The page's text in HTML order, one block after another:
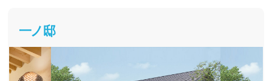
一ノ邸